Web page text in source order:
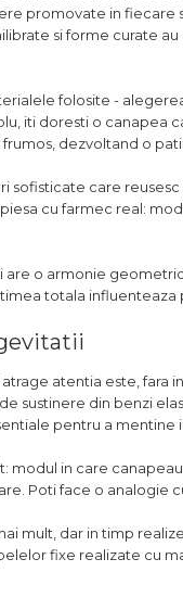
promovate in fiecare
si forme curate
folosite -
iti doresti o
dezvoltand o
care
cu farmec real:
are o armonie
totala
atentia este,
sustinere din benzi
pentru a
in care
Poti face o analogie
mult, dar in timp
fixe realizate cu